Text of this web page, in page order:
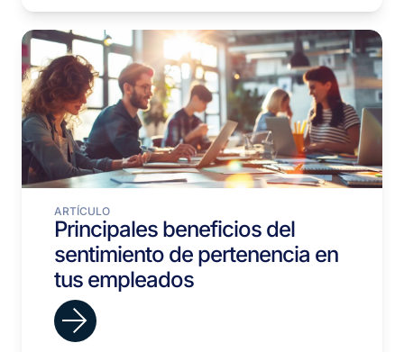
ARTÍCULO
Principales beneficios del
sentimiento de pertenencia en
tus empleados